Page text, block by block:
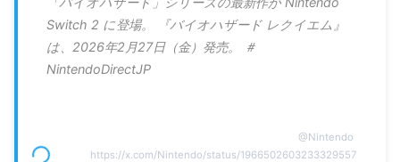
Switch 2 に登場。 『バイオハザード レクイエム』
は、2026年2月27日（金）発売。 ＃
NintendoDirectJP
@Nintendo
https://x.com/Nintendo/status/1966502603233329557